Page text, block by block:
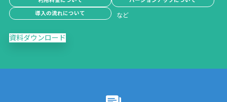
導入の流れについて
資料ダウンロード